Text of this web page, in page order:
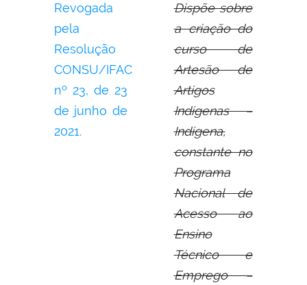
Revogada
pela
Resolução
CONSU/IFAC
nº 23, de 23
de junho de
2021.
Dispõe sobre
a criação do
curso de
Artesão de
Artigos
Indígenas –
Indígena,
constante no
Programa
Nacional de
Acesso ao
Ensino
Técnico e
Emprego –